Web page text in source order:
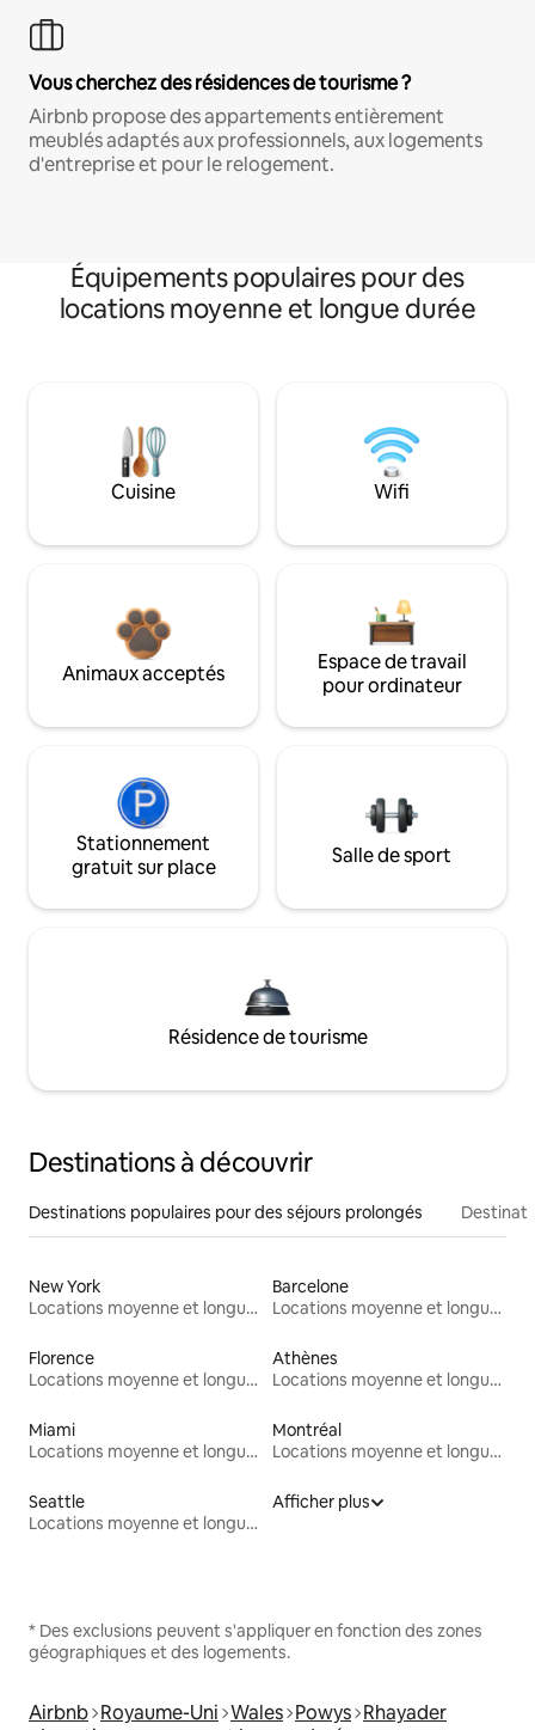
Vous cherchez des résidences de tourisme ?
Airbnb propose des appartements entièrement
meublés adaptés aux professionnels, aux logements
d'entreprise et pour le relogement.
Équipements populaires pour des
locations moyenne et longue durée
Cuisine Wifi
Animaux acceptés
Espace de travail
pour ordinateur
Stationnement
gratuit sur place
Salle de sport
Résidence de tourisme
Destinations à découvrir
Destinations populaires pour des séjours prolongés
New York
Locations moyenne et longue durée
Barcelone
Locations moyenne et longue durée
Florence
Locations moyenne et longue durée
Athènes
Locations moyenne et longue durée
Miami
Locations moyenne et longue durée
Montréal
Locations moyenne et longue durée
Seattle
Locations moyenne et longue durée
Afficher plus
* Des exclusions peuvent s'appliquer en fonction des zones
géographiques et des logements.
Airbnb Royaume-Uni Wales Powys Rhayader